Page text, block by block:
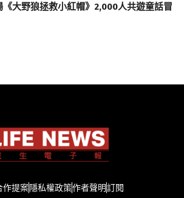
大野狼拯救小紅帽》2,000人共遊童話冒
作提案隱私權政策作者聲明訂閱